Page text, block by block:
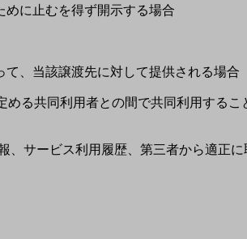
めに止むを得ず開示する場合
、当該譲渡先に対して提供される場合
る共同利用者との間で共同利用するこ
、サービス利用履歴、第三者から適正に